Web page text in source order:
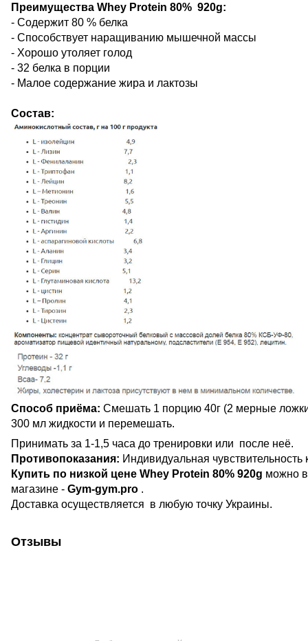
Преимущества Whey Protein 80% 920g:
- Содержит 80 % белка
- Способствует наращиванию мышечной массы
- Хорошо утоляет голод
- 32 белка в порции
- Малое содержание жира и лактозы
Состав:
Способ приёма: Смешать 1 порцию 40г (2 мерные
300 мл жидкости и перемешать.
Принимать за 1-1,5 часа до тренировки или после неё.
Противопоказания: Индивидуальная чувствительность
Купить по низкой цене Whey Protein 80% 920g можно
магазине - Gym-gym.pro .
Доставка осуществляется в любую точку Украины.
Отзывы